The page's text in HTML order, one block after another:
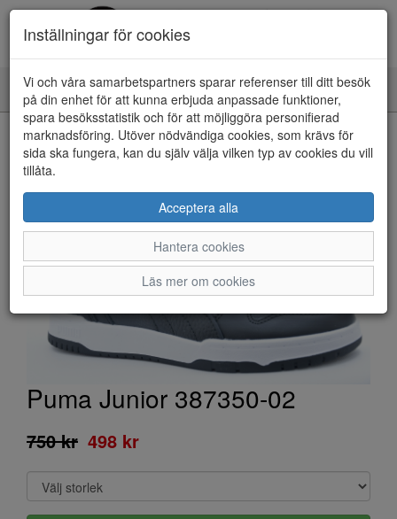
Toggle
navigation
HEM
Puma Junior 387350-02
750 kr 498 kr
Inställningar för cookies
Vi och våra samarbetspartners sparar referenser till ditt besök
på din enhet för att kunna erbjuda anpassade funktioner,
spara besöksstatistik och för att möjliggöra personifierad
marknadsföring. Utöver nödvändiga cookies, som krävs för
sida ska fungera, kan du själv välja vilken typ av cookies du vill
tillåta.
Acceptera alla
Hantera cookies
Läs mer om cookies